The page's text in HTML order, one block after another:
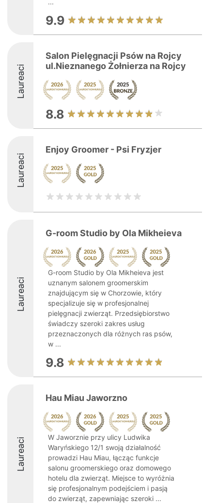
...
9.9
Laureaci
Salon Pielęgnacji Psów na Rojcy
ul.Nieznanego Żołnierza na Rojcy
8.8
Laureaci
Enjoy Groomer - Psi Fryzjer
Laureaci
G-room Studio by Ola Mikheieva
G-room Studio by Ola Mikheieva jest
uznanym salonem groomerskim
znajdującym się w Chorzowie, który
specjalizuje się w profesjonalnej
pielęgnacji zwierząt. Przedsiębiorstwo
świadczy szeroki zakres usług
przeznaczonych dla różnych ras psów,
w ...
9.8
Laureaci
Hau Miau Jaworzno
W Jaworznie przy ulicy Ludwika
Waryńskiego 12/1 swoją działalność
prowadzi Hau Miau, łącząc funkcje
salonu groomerskiego oraz domowego
hotelu dla zwierząt. Miejsce to wyróżnia
się profesjonalnym podejściem i pasją
do zwierząt, zapewniając szeroki ...